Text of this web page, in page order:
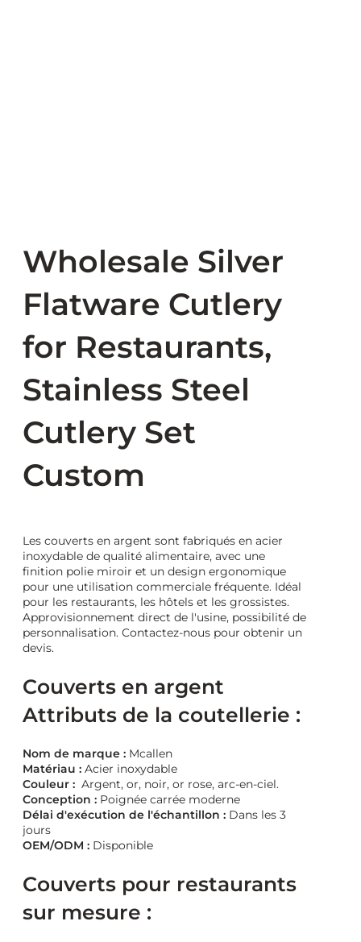
Wholesale Silver
Flatware Cutlery
for Restaurants,
Stainless Steel
Cutlery Set
Custom
Les couverts en argent sont fabriqués en acier
inoxydable de qualité alimentaire, avec une
finition polie miroir et un design ergonomique
pour une utilisation commerciale fréquente. Idéal
pour les restaurants, les hôtels et les grossistes.
Approvisionnement direct de l'usine, possibilité de
personnalisation. Contactez-nous pour obtenir un
devis.
Couverts en argent
Attributs de la coutellerie :
Nom de marque : Mcallen
Matériau : Acier inoxydable
Couleur : Argent, or, noir, or rose, arc-en-ciel.
Conception : Poignée carrée moderne
Délai d'exécution de l'échantillon : Dans les 3
jours
OEM/ODM : Disponible
Couverts pour restaurants
sur mesure :